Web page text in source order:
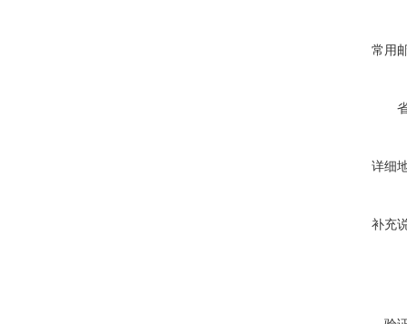
常用
详细
补充